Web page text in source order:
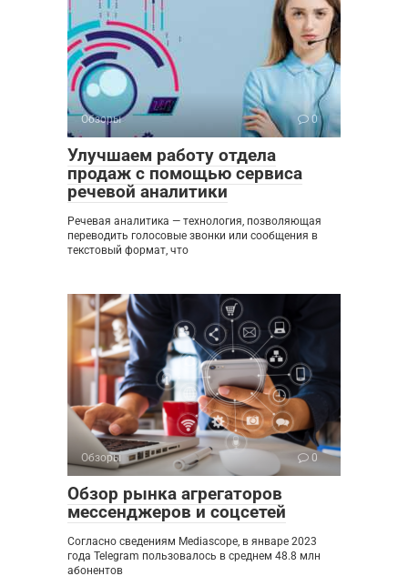
Обзоры 0
Улучшаем работу отдела
продаж с помощью сервиса
речевой аналитики
Речевая аналитика — технология, позволяющая
переводить голосовые звонки или сообщения в
текстовый формат, что
Обзоры 0
Обзор рынка агрегаторов
мессенджеров и соцсетей
Согласно сведениям Mediascope, в январе 2023
года Telegram пользовалось в среднем 48.8 млн
абонентов